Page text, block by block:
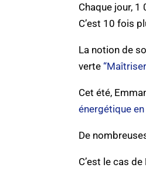
Chaque jour,
C’est 10 fois
La notion de
verte
Cet été,
énergétique
De
C’est le cas